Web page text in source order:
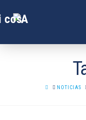
HOMENOTICIAS